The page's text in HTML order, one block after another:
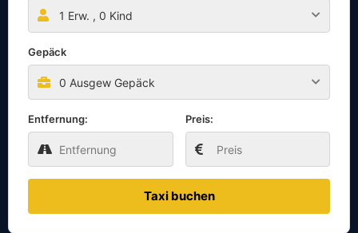
1 Erw. , 0 Kind
Gepäck
0 Ausgew Gepäck
Entfernung: Preis:
Taxi buchen